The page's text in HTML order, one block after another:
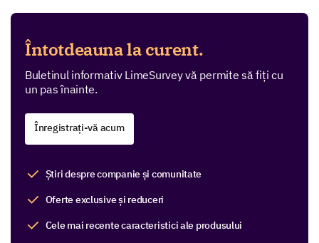
Întotdeauna la curent.
Buletinul informativ LimeSurvey vă permite să fiți cu
un pas înainte.
Înregistrați-vă acum
Știri despre companie și comunitate
Oferte exclusive și reduceri
Cele mai recente caracteristici ale produsului